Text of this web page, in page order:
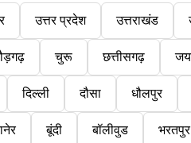
उत्तर प्रदेश उत्तराखंड
चुरू छत्तीसगढ़
दिल्ली दौसा धौलपुर
बूंदी बॉलीवुड भरतपुर